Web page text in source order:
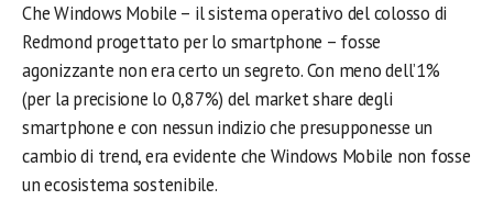
Che Windows Mobile – il sistema operativo del colosso di
Redmond progettato per lo smartphone – fosse
agonizzante non era certo un segreto. Con meno dell’1%
(per la precisione lo 0,87%) del market share degli
smartphone e con nessun indizio che presupponesse un
cambio di trend, era evidente che Windows Mobile non fosse
un ecosistema sostenibile.